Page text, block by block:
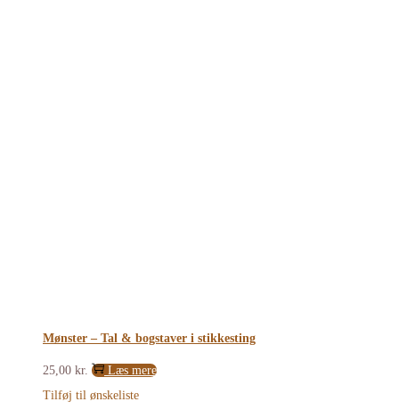
Mønster – Tal & bogstaver i stikkesting
25,00 kr.
Læs mere
Tilføj til ønskeliste